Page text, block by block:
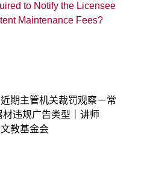
to Notify the Licensee
Maintenance Fees?
期主管机关裁罚观察－常
材违规广告类型｜讲师
教基金会